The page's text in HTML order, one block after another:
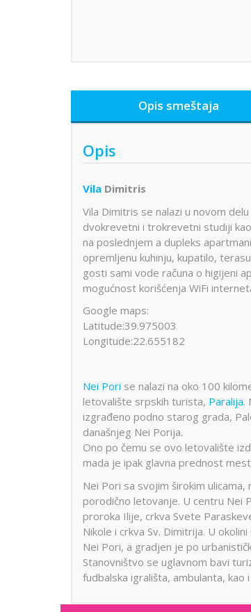
Opis smeštaja
Opis
Vila Dimitris
Vila Dimitris se nalazi u novom
dvokrevetni i trokrevetni studiji
na poslednjem a dupleks
opremljenu kuhinju, kupatilo,
gosti sami vode računa o higijeni
mogućnost korišćenja WiFi
Google maps:
Latitude:39.975003
Longitude:22.655182
Nei Pori se nalazi na oko 100
letovalište srpskih turista, Paralija.
izgrađeno podno starog grada,
današnjeg Nei Porija.
Ono po čemu se ovo letovalište
mada je ipak glavna prednost
Nei Pori sa svojim širokim
porodično letovanje. U centru Nei
proroka Ilije, crkva Svete
Nikole i crkva Sv. Dimitrija. U
Nei Pori, a gradjen je po
Stanovništvo se uglavnom bavi
fudbalska igrališta, ambulanta, kao